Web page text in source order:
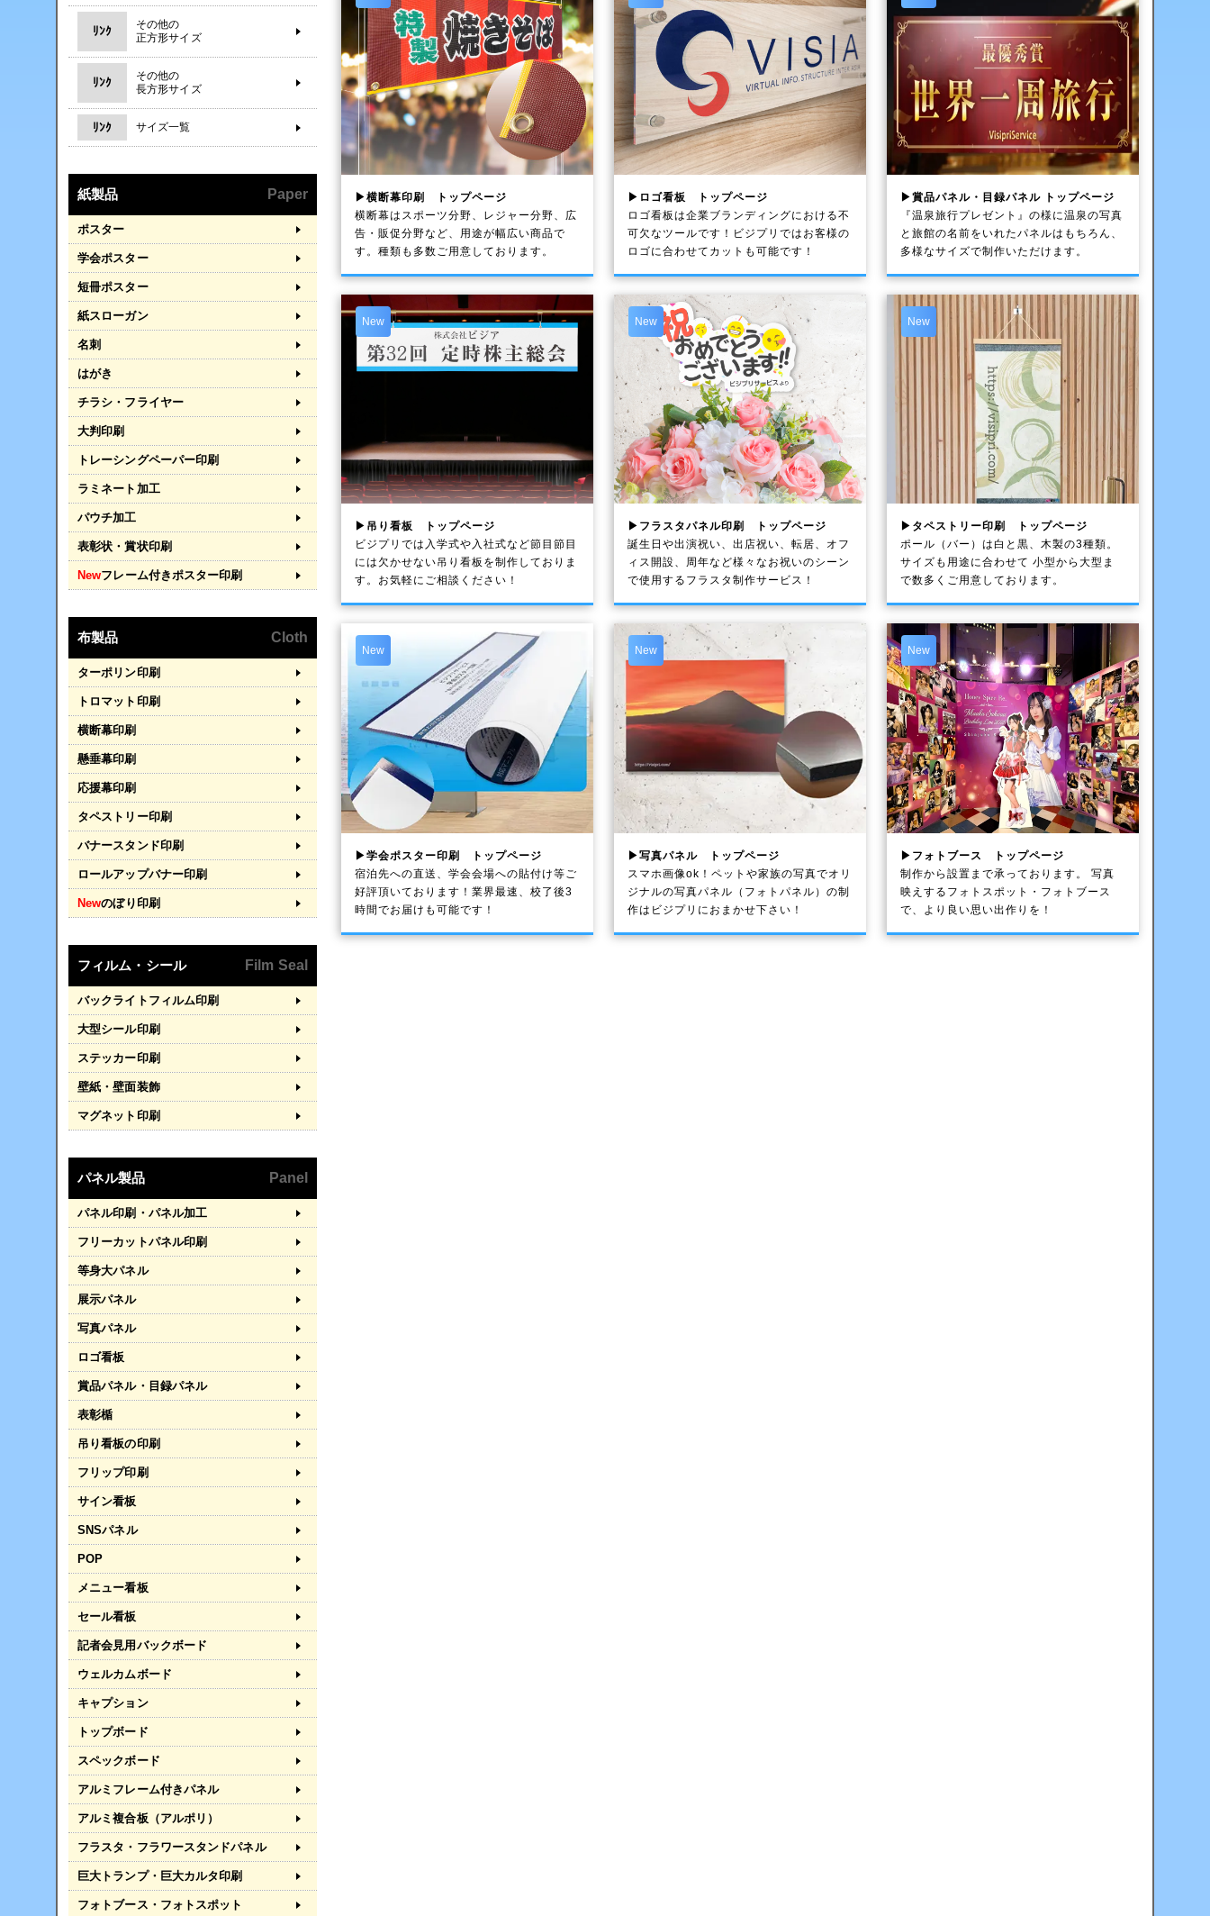
▶横断幕印刷 トップページ
横断幕はスポーツ分野、レジャー分野、広
告・販促分野など、用途が幅広い商品で
す。種類も多数ご用意しております。
▶ロゴ看板 トップページ
ロゴ看板は企業ブランディングにおける不
可欠なツールです！ビジプリではお客様の
ロゴに合わせてカットも可能です！
▶賞品パネル・目録パネル トップページ
『温泉旅行プレゼント』の様に温泉の写真
と旅館の名前をいれたパネルはもちろん、
多様なサイズで制作いただけます。
New
▶吊り看板 トップページ
ビジプリでは入学式や入社式など節目節目
には欠かせない吊り看板を制作しておりま
す。お気軽にご相談ください！
New
▶フラスタパネル印刷 トップページ
誕生日や出演祝い、出店祝い、転居、オフ
ィス開設、周年など様々なお祝いのシーン
で使用するフラスタ制作サービス！
New
▶タペストリー印刷 トップページ
ポール（バー）は白と黒、木製の3種類。
サイズも用途に合わせて 小型から大型ま
で数多くご用意しております。
New
▶学会ポスター印刷 トップページ
宿泊先への直送、学会会場への貼付け等ご
好評頂いております！業界最速、校了後3
時間でお届けも可能です！
New
▶写真パネル トップページ
スマホ画像ok！ペットや家族の写真でオリ
ジナルの写真パネル（フォトパネル）の制
作はビジプリにおまかせ下さい！
New
▶フォトブース トップページ
制作から設置まで承っております。 写真
映えするフォトスポット・フォトブース
で、より良い思い出作りを！
ﾘﾝｸ
その他の
正方形サイズ
ﾘﾝｸ
その他の
長方形サイズ
ﾘﾝｸ サイズ一覧
紙製品 Paper
ポスター
学会ポスター
短冊ポスター
紙スローガン
名刺
はがき
チラシ・フライヤー
大判印刷
トレーシングペーパー印刷
ラミネート加工
パウチ加工
表彰状・賞状印刷
Newフレーム付きポスター印刷
布製品 Cloth
ターポリン印刷
トロマット印刷
横断幕印刷
懸垂幕印刷
応援幕印刷
タペストリー印刷
バナースタンド印刷
ロールアップバナー印刷
Newのぼり印刷
フィルム・シール Film Seal
バックライトフィルム印刷
大型シール印刷
ステッカー印刷
壁紙・壁面装飾
マグネット印刷
パネル製品 Panel
パネル印刷・パネル加工
フリーカットパネル印刷
等身大パネル
展示パネル
写真パネル
ロゴ看板
賞品パネル・目録パネル
表彰楯
吊り看板の印刷
フリップ印刷
サイン看板
SNSパネル
POP
メニュー看板
セール看板
記者会見用バックボード
ウェルカムボード
キャプション
トップボード
スペックボード
アルミフレーム付きパネル
アルミ複合板（アルポリ）
フラスタ・フラワースタンドパネル
巨大トランプ・巨大カルタ印刷
フォトブース・フォトスポット